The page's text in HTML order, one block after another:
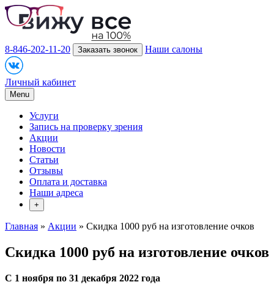
8-846-202-11-20 Заказать звонок Наши салоны
Личный кабинет
Menu
Услуги
Запись на проверку зрения
Акции
Новости
Статьи
Отзывы
Оплата и доставка
Наши адреса
+
Главная » Акции » Скидка 1000 руб на изготовление очков
Скидка 1000 руб на изготовление очков
С 1 ноября по 31 декабря 2022 года